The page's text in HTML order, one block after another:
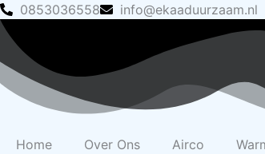
Skip
to
content
‪0853036558 info@ekaaduurzaam.nl
Home Over Ons Airco